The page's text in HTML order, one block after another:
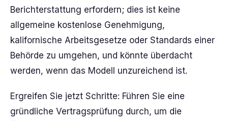
Berichterstattung erfordern; dies ist keine
allgemeine kostenlose Genehmigung,
kalifornische Arbeitsgesetze oder Standards einer
Behörde zu umgehen, und könnte überdacht
werden, wenn das Modell unzureichend ist.
Ergreifen Sie jetzt Schritte: Führen Sie eine
gründliche Vertragsprüfung durch, um die